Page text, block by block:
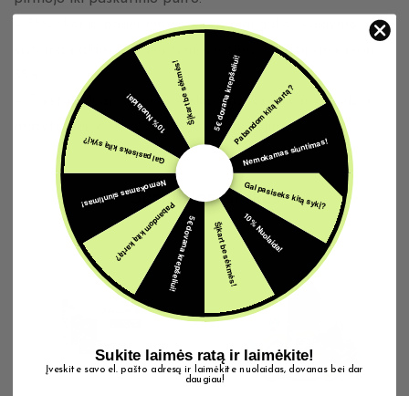
– 35% skonio pagerinimas – pažangi galios valdymo
sistema palaiko idealią temperatūrą ir sustiprina skonį
– Crystal Clear dizainas – skaidrus rezervuaras leidžia
matyti, kiek e-skysčio liko. Jokio spėliojimo!
Susijusios prekės
5€ dovana krepšeliui!Pabandom kitą kartą?
Nemokamas siuntimas!
Gal pasiseks kitą sykį?
10% Nuolaida!
Šįkart be sėkmės!
5€ dovana krepšeliui!
Pabandom kitą kartą?
Nemokamas siuntimas!
Gal pasiseks kitą sykį?
10% Nuolaida!Šįkart be sėkmės!
Sukite laimės ratą ir laimėkite!
Įveskite savo el. pašto adresą ir laimėkite nuolaidas, dovanas bei dar
daugiau!